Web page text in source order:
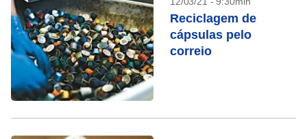
Reciclagem de
cápsulas pelo
correio